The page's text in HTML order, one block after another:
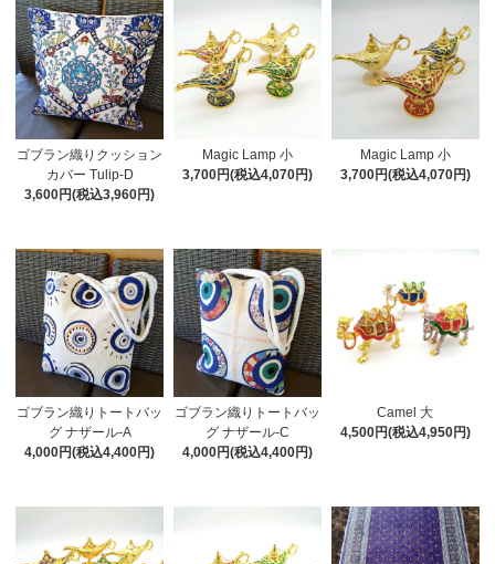
ゴブラン織りクッション
カバー Tulip-D
3,600円(税込3,960円)
Magic Lamp 小
3,700円(税込4,070円)
Magic Lamp 小
3,700円(税込4,070円)
ゴブラン織りトートバッ
グ ナザール-A
4,000円(税込4,400円)
ゴブラン織りトートバッ
グ ナザール-C
4,000円(税込4,400円)
Camel 大
4,500円(税込4,950円)